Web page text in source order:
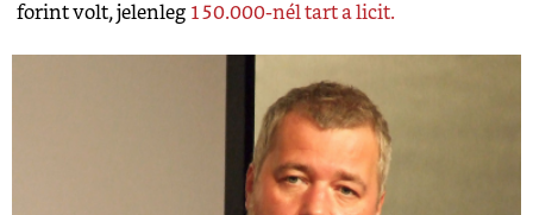
forint volt, jelenleg 150.000-nél tart a licit.